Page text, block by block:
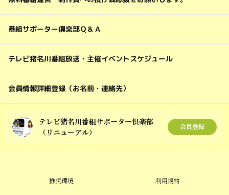
番組サポーター倶楽部Ｑ＆Ａ
テレビ猪名川番組放送・主催イベントスケジュール
会員情報詳細登録（お名前・連絡先）
テレビ猪名川番組サポーター倶楽部
（リニューアル）
会員登録
推奨環境 利用規約